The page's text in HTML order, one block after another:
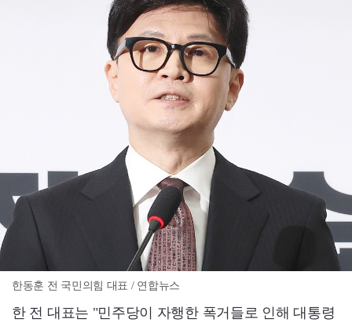
한동훈 전 국민의힘 대표 / 연합뉴스
한 전 대표는 "민주당이 자행한 폭거들로 인해 대통령